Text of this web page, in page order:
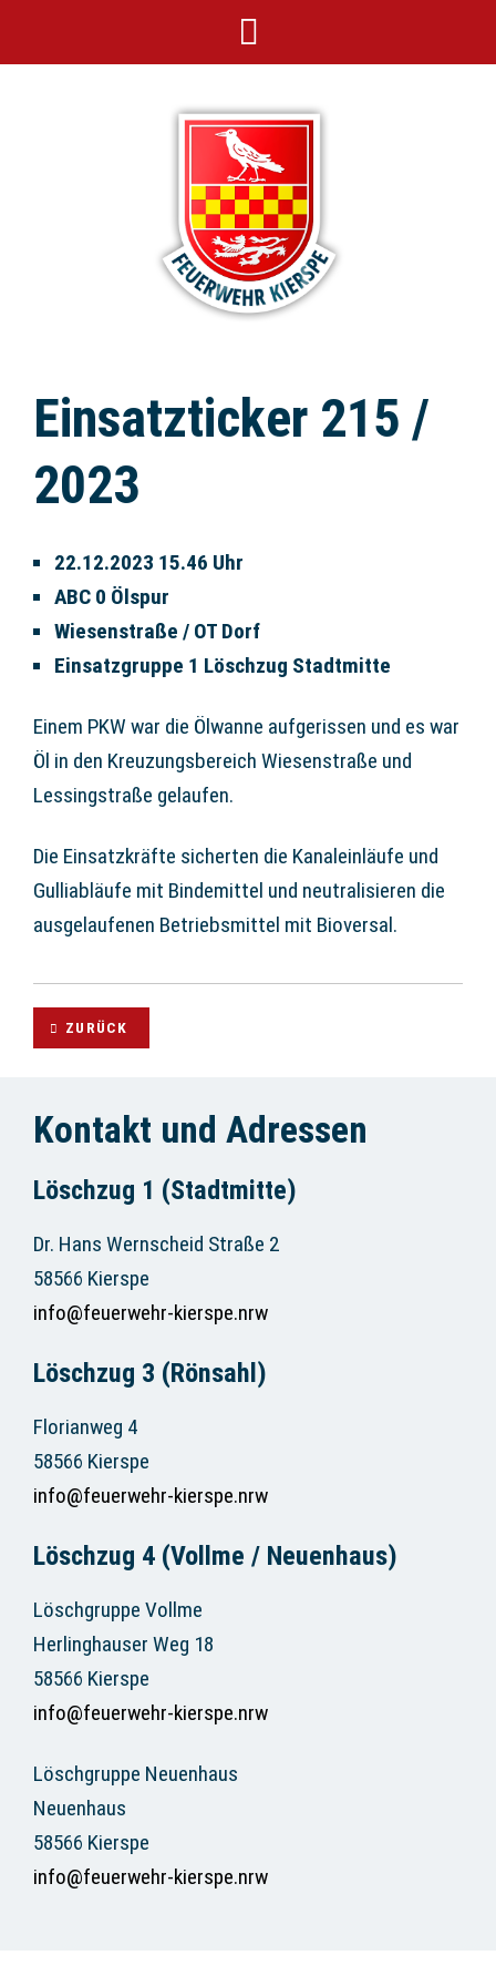
Einsatzticker 215 /
2023
22.12.2023 15.46 Uhr
ABC 0 Ölspur
Wiesenstraße / OT Dorf
Einsatzgruppe 1 Löschzug Stadtmitte
Einem PKW war die Ölwanne aufgerissen und es war
Öl in den Kreuzungsbereich Wiesenstraße und
Lessingstraße gelaufen.
Die Einsatzkräfte sicherten die Kanaleinläufe und
Gulliabläufe mit Bindemittel und neutralisieren die
ausgelaufenen Betriebsmittel mit Bioversal.
ZURÜCK
Kontakt und Adressen
Löschzug 1 (Stadtmitte)
Dr. Hans Wernscheid Straße 2
58566 Kierspe
info@feuerwehr-kierspe.nrw
Löschzug 3 (Rönsahl)
Florianweg 4
58566 Kierspe
info@feuerwehr-kierspe.nrw
Löschzug 4 (Vollme / Neuenhaus)
Löschgruppe Vollme
Herlinghauser Weg 18
58566 Kierspe
info@feuerwehr-kierspe.nrw
Löschgruppe Neuenhaus
Neuenhaus
58566 Kierspe
info@feuerwehr-kierspe.nrw